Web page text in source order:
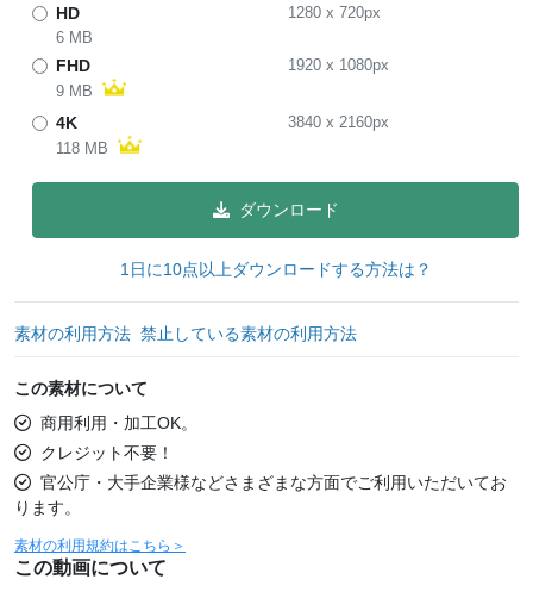
HD 1280x 720px
6 MB
FHD 1920x 1080px
9 MB
4K 3840x 2160px
118 MB
ダウンロード
1日に10点以上ダウンロードする方法は？
素材の利用方法 禁止している素材の利用方法
この素材について
商用利用・加工OK。
クレジット不要！
官公庁・大手企業様などさまざまな方面でご利用いただいてお
ります。
素材の利用規約はこちら＞
この動画について